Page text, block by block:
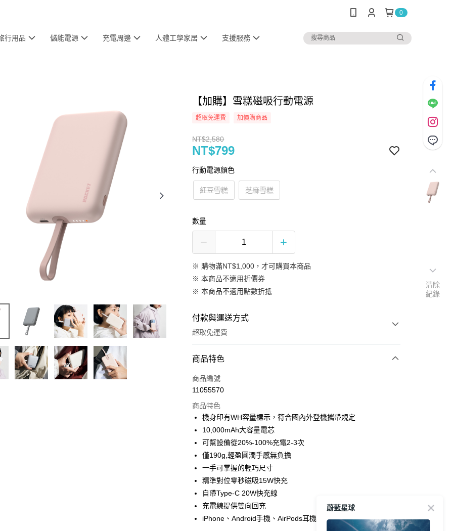
0
行用品 儲能電源 充電周邊 人體工學家居 支援服務
【加購】雪糕磁吸行動電源
超取免運費 加價購商品
NT$2,580
NT$799
行動電源顏色
紅豆雪糕 芝麻雪糕
數量
※ 購物滿NT$1,000，才可購買本商品
※ 本商品不適用折價券
※ 本商品不適用點數折抵
付款與運送方式
超取免運費
付款方式
信用卡一次付款
3 期 0 利率 每期 NT$266
合作金庫商業銀行
華南商業銀行
國泰世華商業銀行
臺灣中小企業銀行
匯豐（台灣）商業銀行
聯邦商業銀行
元大商業銀行
永豐商業銀行
星展（台灣）商業銀行
中國信託商業銀行
6 期 0 利率 每期NT$133
合作金庫商業銀行
華南商業銀行
上海商業儲蓄銀行
臺灣中小企業銀行
匯豐（台灣）商業銀行
聯邦商業銀行
遠東國際商業銀行
元大商業銀行
永豐商業銀行
星展（台灣）商業銀行
超商取貨付款
LINE Pay
Apple Pay
街口支付
Google Pay
商品特色
商品編號
11055570
商品特色
機身印有WH容量標示，符合國內外登機攜帶規定
10,000mAh大容量電芯
可幫設備從20%-100%充電2-3次
僅190g,輕盈圓潤手感無負擔
一手可掌握的輕巧尺寸
精準對位零秒磁吸15W快充
自帶Type-C 20W快充線
充電線提供雙向回充
iPhone、Android手機、AirPods耳機皆適用
清除
紀錄
蔚藍星球